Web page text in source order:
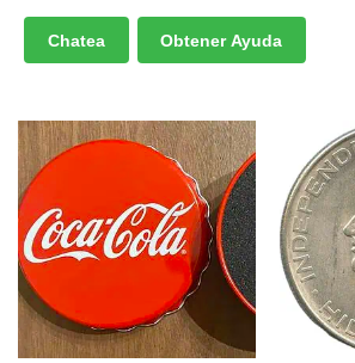
Chatea Obtener Ayuda